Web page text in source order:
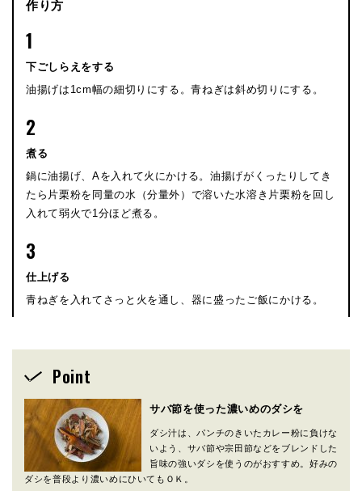
作り方
1
下ごしらえをする
油揚げは1cm幅の細切りにする。青ねぎは斜め切りにする。
2
煮る
鍋に油揚げ、Aを入れて火にかける。油揚げがくったりしてき
たら片栗粉を同量の水（分量外）で溶いた水溶き片栗粉を回し
入れて弱火で1分ほど煮る。
3
仕上げる
青ねぎを入れてさっと火を通し、器に盛ったご飯にかける。
Point
サバ節を使った濃いめのダシを
ダシ汁は、パンチのきいたカレー粉に負けな
いよう、サバ節や宗田節などをブレンドした
旨味の強いダシを使うのがおすすめ。好みの
ダシを普段より濃いめにひいてもＯＫ。